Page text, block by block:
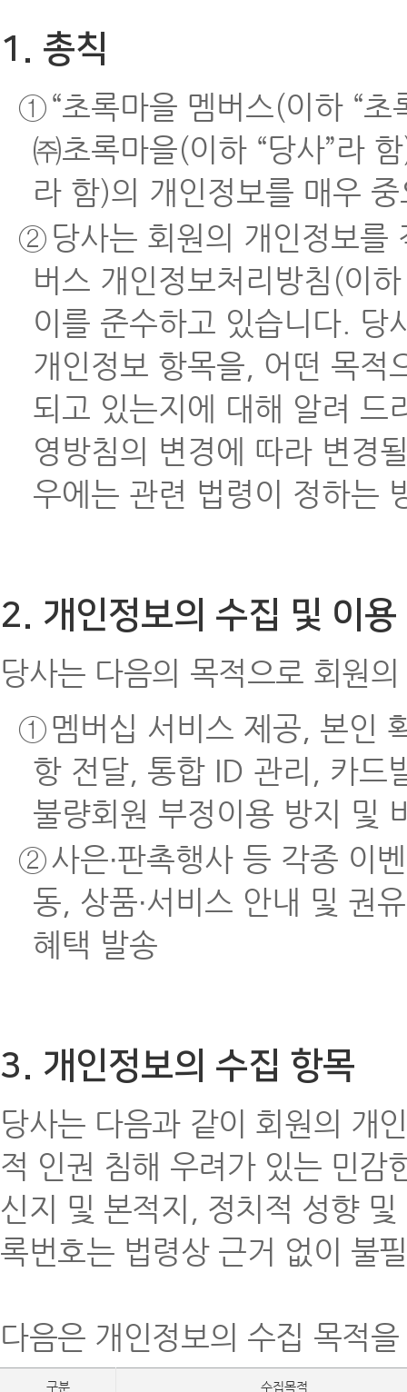
1. 총칙
①“초록마을 멤버스(이하 “
㈜초록마을(이하 “당사”라
라 함)의 개인정보를 매우
② 당사는 회원의 개인정보를
버스 개인정보처리방침(이
이를 준수하고 있습니다. 당
개인정보 항목을, 어떤 목적
되고 있는지에 대해 알려 드
영방침의 변경에 따라 변경
우에는 관련 법령이 정하는
2. 개인정보의 수집 및 이용
당사는 다음의 목적으로 회원
①멤버십 서비스 제공, 본인
항 전달, 통합 ID 관리, 카드
불량회원 부정이용 방지 및
②사은∙판촉행사 등 각종 이
동, 상품∙서비스 안내 및 권
혜택 발송
3. 개인정보의 수집 항목
당사는 다음과 같이 회원의 개
적 인권 침해 우려가 있는 민감
신지 및 본적지, 정치적 성향
록번호는 법령상 근거 없이 불
다음은 개인정보의 수집 목적
구분 수집목적